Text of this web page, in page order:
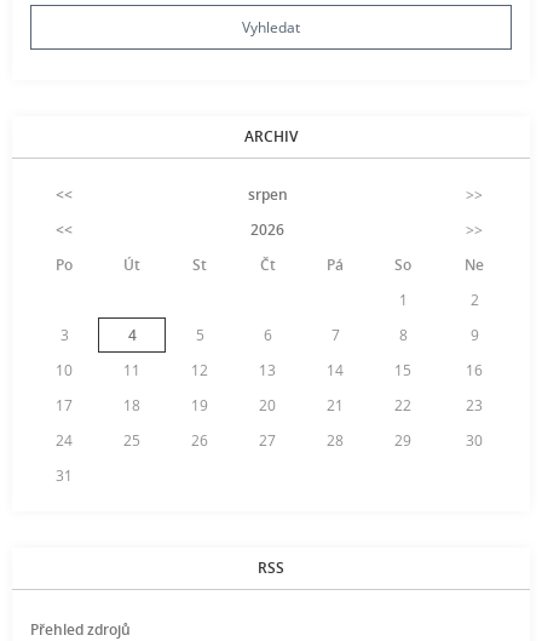
ARCHIV
<< srpen
>>
<<
2026
>>
Po
Út St Čt Pá So
Ne
1
2
3
4 5 6 7 8
9
10
11 12 13 14 15
16
17
18 19 20 21 22
23
24
25 26 27 28 29
30
31
RSS
Přehled zdrojů